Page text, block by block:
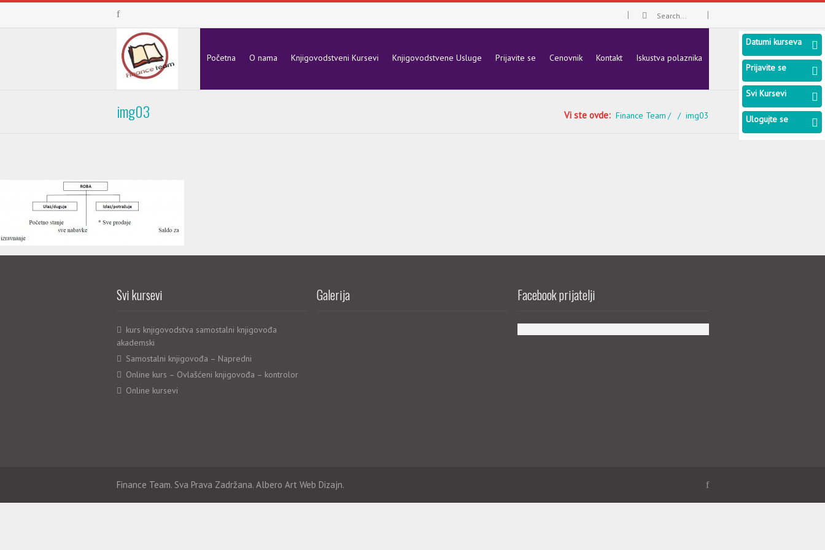
Početna O nama Knjigovodstveni Kursevi Knjigovodstvene Usluge Prijavite se Cenovnik Kontakt Iskustva polaznika
img03 Vi ste ovde: Finance Team img03
Svi kursevi
kurs knjigovodstva samostalni knjigovođa
akademski
Samostalni knjigovođa – Napredni
Online kurs – Ovlašćeni knjigovođa – kontrolor
Online kursevi
Galerija Facebook prijatelji
Finance Team. Sva Prava Zadržana. Albero Art Web Dizajn.
Datumi kurseva
Prijavite se
Svi Kursevi
Ulogujte se